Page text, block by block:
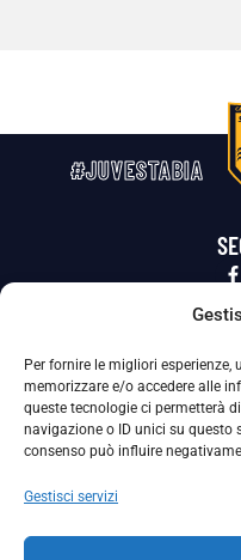
Per fornire le migliori
memorizzare e/o accedere alle
queste tecnologie ci permetterà
navigazione o ID unici su questo
consenso può influire
Gestisci servizi
#JUVESTABIA
Privacy Policy
La Società ha nominato il Responsabile della
adottate dalla nostra
Per